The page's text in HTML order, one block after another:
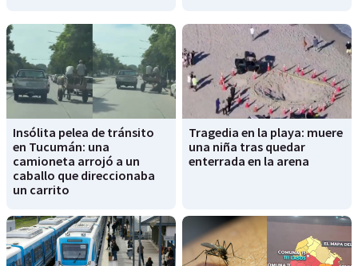
Insólita pelea de tránsito
en Tucumán: una
camioneta arrojó a un
caballo que direccionaba
un carrito
Tragedia en la playa: muere
una niña tras quedar
enterrada en la arena